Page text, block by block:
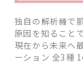
独自の解析機で
原因を知ること
現在から未来へ
ーション 全3種